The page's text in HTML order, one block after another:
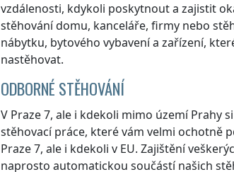
vzdálenosti, kdykoli poskytnout a zajistit
stěhování domu, kanceláře, firmy nebo
nábytku, bytového vybavení a zařízení,
nastěhovat.
ODBORNÉ STĚHOVÁNÍ
V Praze 7, ale i kdekoli mimo území Prahy
stěhovací práce, které vám velmi ochotně
Praze 7, ale i kdekoli v EU. Zajištění
naprosto automatickou součástí našich